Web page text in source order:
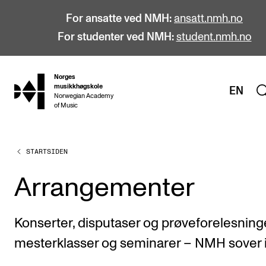
For ansatte ved NMH: ansatt.nmh.no
For studenter ved NMH: student.nmh.no
hjem
Norges
musikkhøgskole
Norwegian Academy
of Music
EN
STUDIER
Alle studier
Bachelor
Master
Doktorgrad
STARTSIDEN
Arrangementer
Konserter, disputaser og
mesterklasser og seminarer – NMH sover